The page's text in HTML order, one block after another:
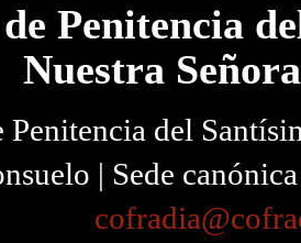
Penitencia
Nuestra
Penitencia del
| Sede